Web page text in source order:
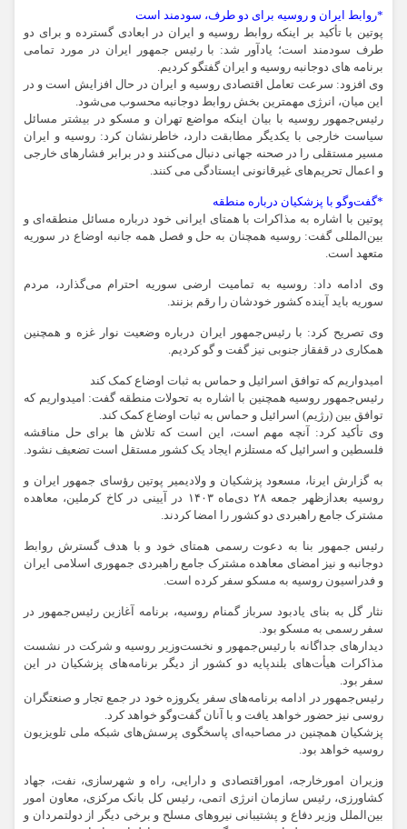
*روابط ایران و روسیه برای دو طرف، سودمند است
پوتین با تأکید بر اینکه روابط روسیه و ایران در ابعادی گسترده و برای دو
طرف سودمند است؛ یادآور شد: با رئیس جمهور ایران در مورد تمامی
برنامه های دوجانبه روسیه و ایران گفتگو کردیم.
وی افزود: سرعت تعامل اقتصادی روسیه و ایران در حال افزایش است و در
این میان، انرژی مهمترین بخش روابط دوجانبه محسوب می‌شود.
رئیس‌جمهور روسیه با بیان اینکه مواضع تهران و مسکو در بیشتر مسائل
سیاست خارجی با یکدیگر مطابقت دارد، خاطرنشان کرد:‌ روسیه و ایران
مسیر مستقلی را در صحنه جهانی دنبال می‌کنند و در برابر فشارهای خارجی
و اعمال تحریم‌های غیرقانونی ایستادگی می کنند.
*گفت‌وگو با پزشکیان درباره منطقه
پوتین با اشاره به مذاکرات با همتای ایرانی خود درباره مسائل منطقه‌ای و
بین‌المللی گفت: روسیه همچنان به حل و فصل همه جانبه اوضاع در سوریه
متعهد است.
وی ادامه داد: روسیه به تمامیت ارضی سوریه احترام می‌گذارد،‌ مردم
سوریه باید آینده کشور خودشان را رقم بزنند.
وی تصریح کرد: با رئیس‌جمهور ایران درباره وضعیت نوار غزه و همچنین
همکاری در قفقاز جنوبی نیز گفت و گو کردیم.
امیدواریم که توافق اسرائیل و حماس به ثبات اوضاع کمک کند
رئیس‌جمهور روسیه همچنین با اشاره به تحولات منطقه گفت: امیدواریم که
توافق بین (رژیم) اسرائیل و حماس به ثبات اوضاع کمک کند.
وی تأکید کرد: آنچه مهم است، این است که تلاش ها برای حل مناقشه
فلسطین و اسرائیل که مستلزم ایجاد یک کشور مستقل است تضعیف نشود.
به گزارش ایرنا، مسعود پزشکیان و ولادیمیر پوتین رؤسای جمهور ایران و
روسیه بعدازظهر جمعه ۲۸ دی‌ماه ۱۴۰۳ در آیینی در کاخ کرملین، معاهده
مشترک جامع راهبردی دو کشور را امضا کردند.
رئیس جمهور بنا به دعوت رسمی همتای خود و با هدف گسترش روابط
دوجانبه و نیز امضای معاهده مشترک جامع راهبردی جمهوری اسلامی ایران
و فدراسیون روسیه به مسکو سفر کرده است.
نثار گل به بنای یادبود سرباز گمنام روسیه،‌ برنامه آغازین رئیس‌جمهور در
سفر رسمی به مسکو بود.
دیدارهای جداگانه با رئیس‌جمهور و نخست‌وزیر روسیه و شرکت در نشست
مذاکرات هیأت‌های بلندپایه دو کشور از دیگر برنامه‌های پزشکیان در این
سفر بود.
رئیس‌جمهور در ادامه برنامه‌های سفر یکروزه خود در جمع تجار و صنعتگران
روسی نیز حضور خواهد یافت و با آنان گفت‌وگو خواهد کرد.
پزشکیان همچنین در مصاحبه‌ای پاسخگوی پرسش‌های شبکه ملی تلویزیون
روسیه خواهد بود.
وزیران امورخارجه، اموراقتصادی و دارایی، راه و شهرسازی، نفت، جهاد
کشاورزی، رئیس سازمان انرژی اتمی، رئیس کل بانک مرکزی، معاون امور
بین‌الملل وزیر دفاع و پشتیبانی نیروهای مسلح و برخی دیگر از دولتمردان و